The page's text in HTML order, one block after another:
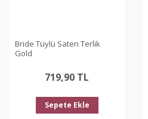
Bride Tüylü Saten Terlik
Gold
719,90 TL
Sepete Ekle